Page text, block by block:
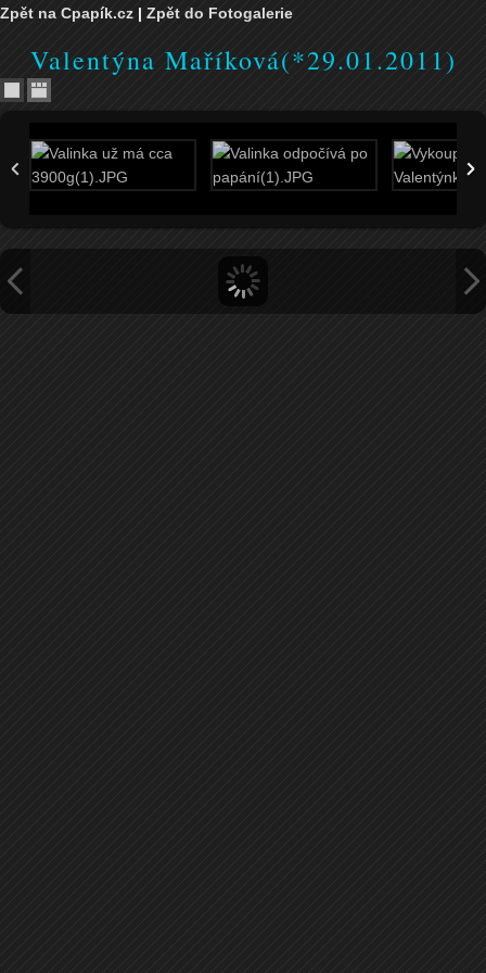
Zpět na Cpapík.cz | Zpět do Fotogalerie
Valentýna Maříková(*29.01.2011)